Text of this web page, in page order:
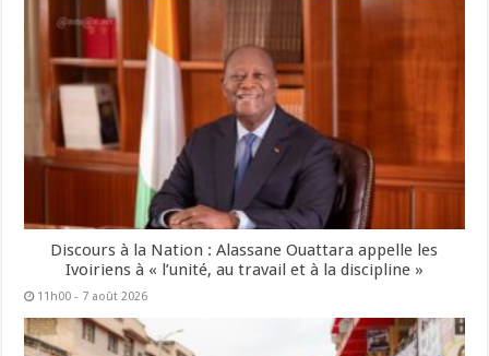
Discours à la Nation : Alassane Ouattara appelle les
Ivoiriens à « l’unité, au travail et à la discipline »
11h00 - 7 août 2026